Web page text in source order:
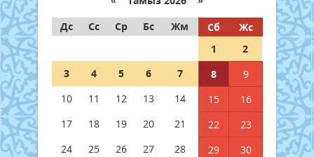
Дс
Сс Ср Бс Жм Сб
Жс
1
2
3
4 5 6 7 8
9
10
11 12 13 14 15
16
17
18 19 20 21 22
23
24
25 26 27 28 29
30